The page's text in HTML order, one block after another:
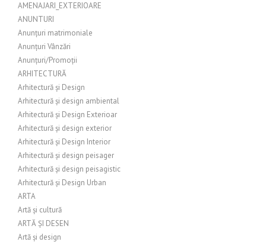
AMENAJARI_EXTERIOARE
ANUNTURI
Anunțuri matrimoniale
Anunțuri Vânzări
Anunțuri/Promoții
ARHITECTURĂ
Arhitectură și Design
Arhitectură și design ambiental
Arhitectură și Design Exterioar
Arhitectură și design exterior
Arhitectură și Design Interior
Arhitectură și design peisager
Arhitectură și design peisagistic
Arhitectură și Design Urban
ARTA
Artă și cultură
ARTĂ ȘI DESEN
Artă și design